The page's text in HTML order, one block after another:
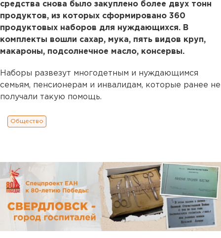
средства снова было закуплено более двух тонн
продуктов, из которых сформировано 360
продуктовых наборов для нуждающихся. В
комплекты вошли сахар, мука, пять видов круп,
макароны, подсолнечное масло, консервы.
Наборы развезут многодетным и нуждающимся
семьям, пенсионерам и инвалидам, которые ранее не
получали такую помощь.
Общество